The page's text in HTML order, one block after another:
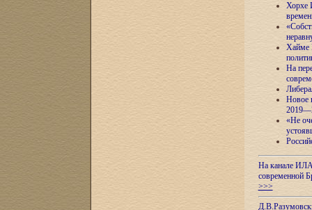
Хорхе
Хайме
На
Новое
«Не
На канале ИЛА
современной
>>>